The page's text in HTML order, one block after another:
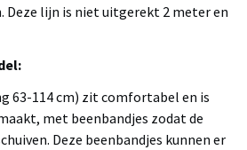
lijn is niet uitgerekt 2 meter en
63-114 cm) zit comfortabel en is
met beenbandjes zodat de
Deze beenbandjes kunnen er